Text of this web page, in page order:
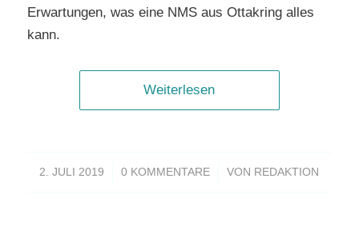
Erwartungen, was eine NMS aus Ottakring alles
kann.
Weiterlesen
2. JULI 2019
/ 0 KOMMENTARE
/ VON REDAKTION